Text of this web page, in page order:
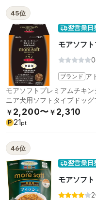
45位
翌営業日
モアソフ
ブランド ア
モアソフトプレミアムチキ
ニア犬用ソフトタイプドッ
化防止剤・発色剤不使用。
￥ 2,200〜 ￥ 2,310
P 21pt
46位
翌営業日
モアソフ